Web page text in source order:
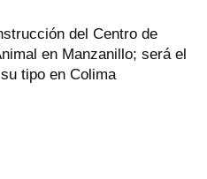
del Centro de
en Manzanillo; será el
tipo en Colima